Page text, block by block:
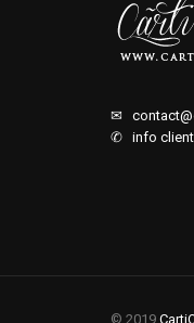
✉
✆ info
© 2019